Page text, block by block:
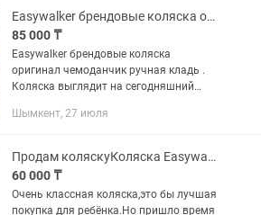
Easywalker брендовые коляска оригинал чемоданчик ручная кладь
85 000 ₸
Easywalker брендовые коляска
оригинал чемоданчик ручная кладь .
Коляска выглядит на сегодняшний
Производство Нидерланды. Идеально.
для...
Шымкент, 27 июля
Продам коляскуКоляска Easywalker Miley 2 Sand Taupe
60 000 ₸
Очень классная коляска,это бы лучшая
покупка для ребёнка.Но пришло время